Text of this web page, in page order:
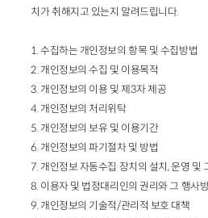
치가 취해지고 있는지 알려드립니다.
1. 수집하는 개인정보의 항목 및 수집방법
2. 개인정보의 수집 및 이용목적
3. 개인정보의 이용 및 제3자 제공
4. 개인정보의 처리위탁
5. 개인정보의 보유 및 이용기간
6. 개인정보의 파기절차 및 방법
7. 개인정보 자동수집 장치의 설치, 운영 및
8. 이용자 및 법정대리인의 권리와 그 행사
9. 개인정보의 기술적/관리적 보호 대책